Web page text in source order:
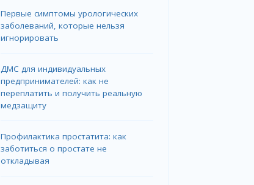
Первые симптомы урологических
заболеваний, которые нельзя
игнорировать
ДМС для индивидуальных
предпринимателей: как не
переплатить и получить реальную
медзащиту
Профилактика простатита: как
заботиться о простате не
откладывая